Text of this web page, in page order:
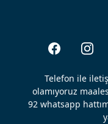
Telefon ile
olamıyoruz
92 whatsapp